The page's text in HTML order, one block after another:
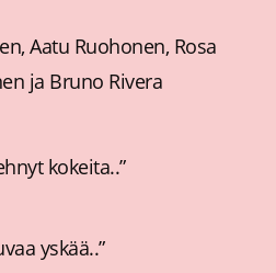
Aatu Ruohonen, Rosa
ja Bruno Rivera
kokeita..”
yskää..”